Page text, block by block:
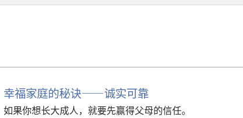
幸福家庭的秘诀——诚实可靠
如果你想长大成人，就要先赢得父母的信任。